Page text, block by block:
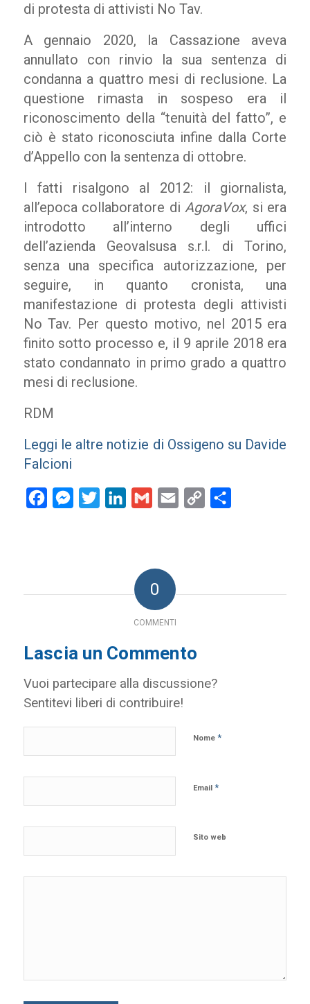
di protesta di attivisti No Tav.
A gennaio 2020, la Cassazione aveva
annullato con rinvio la sua sentenza di
condanna a quattro mesi di reclusione. La
questione rimasta in sospeso era il
riconoscimento della “tenuità del fatto”, e
ciò è stato riconosciuta infine dalla Corte
d’Appello con la sentenza di ottobre.
I fatti risalgono al 2012: il giornalista,
all’epoca collaboratore diAgoraVox, si era
introdotto all’interno degli uffici
dell’azienda Geovalsusa s.r.l. di Torino,
senza una specifica autorizzazione, per
seguire, in quanto cronista, una
manifestazione di protesta degli attivisti
No Tav. Per questo motivo, nel 2015 era
finito sotto processo e, il 9 aprile 2018 era
stato condannato in primo grado a quattro
mesi di reclusione.
RDM
Leggi le altre notizie di Ossigeno su Davide
Falcioni
FacebookMessenger
Twitter LinkedInGmail Email
Copy
0
COMMENTI
Lascia un Commento
Vuoi partecipare alla discussione?
Sentitevi liberi di contribuire!
Nome *
Email *
Sito web